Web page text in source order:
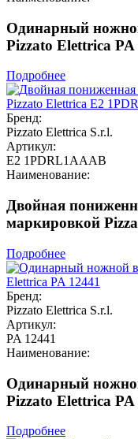
Одинарный
Pizzato Elettrica PA
Подробнее
Бренд:
Pizzato Elettrica S.r.l.
Артикул:
E2 1PDRL1AAAB
Наименование:
Двойная
маркировкой
Подробнее
Бренд:
Pizzato Elettrica S.r.l.
Артикул:
PA 12441
Наименование:
Одинарный
Pizzato Elettrica PA
Подробнее